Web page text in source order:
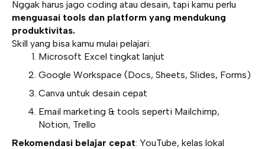
Nggak harus jago coding atau desain, tapi kamu perlu
menguasai tools dan platform yang mendukung
produktivitas.
Skill yang bisa kamu mulai pelajari:
Microsoft Excel tingkat lanjut
Google Workspace (Docs, Sheets, Slides, Forms)
Canva untuk desain cepat
Email marketing & tools seperti Mailchimp,
Notion, Trello
Rekomendasi belajar cepat: YouTube, kelas lokal